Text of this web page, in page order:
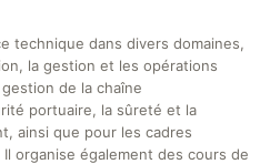
technique dans divers domaines,
la gestion et les opérations
de la chaîne
portuaire, la sûreté et la
ainsi que pour les cadres
organise également des cours de